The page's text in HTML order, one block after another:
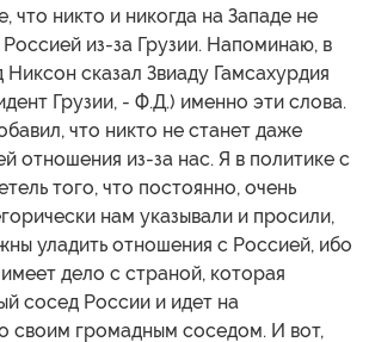
что никто и никогда на Западе не
Россией из-за Грузии. Напоминаю, в
Никсон сказал Звиаду Гамсахурдия
Грузии, - Ф.Д.) именно эти слова.
что никто не станет даже
отношения из-за нас. Я в политике с
того, что постоянно, очень
нам указывали и просили,
уладить отношения с Россией, ибо
дело с страной, которая
сосед России и идет на
своим громадным соседом. И вот,